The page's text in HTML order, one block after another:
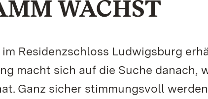
WÄCHST
Residenzschloss Ludwigsburg
macht sich auf die Suche danach,
Ganz sicher stimmungsvoll werden